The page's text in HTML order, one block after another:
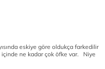
eskiye göre oldukça farkedilir
içinde ne kadar çok öfke var. Niye